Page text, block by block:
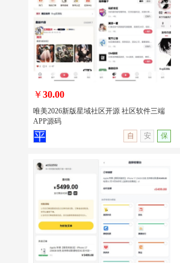
uniapp开发的露营地管理小程序/露营地
预订预约系统/票务预约/活动报名/包安
装
无演示
唯美2026新版星域社区开源 社区软件三
端APP源码
￥30.00
唯美2026新版星域社区开源 社区软件三端
APP源码
自
安 保